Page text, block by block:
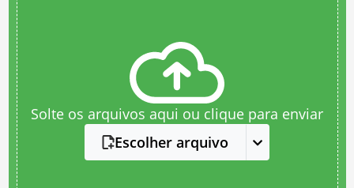
Solte os arquivos aqui ou clique para enviar
Escolher arquivo